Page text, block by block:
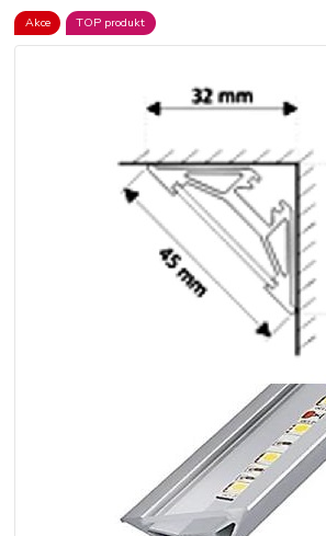
Akce TOP produkt